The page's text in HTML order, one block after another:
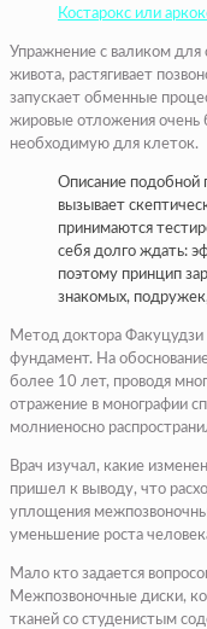
Костарокс или
Упражнение с валиком
живота, растягивает
запускает обменные
жировые отложения очень
необходимую для клеток.
Описание подобной
вызывает
принимаются
себя долго ждать:
поэтому принцип
знакомых,
Метод доктора Факуцудзи
фундамент. На
более 10 лет, проводя
отражение в монографии
молниеносно
Врач изучал, какие
пришел к выводу, что
уплощения
уменьшение роста
Мало кто задается
Межпозвоночные диски,
тканей со студенистым